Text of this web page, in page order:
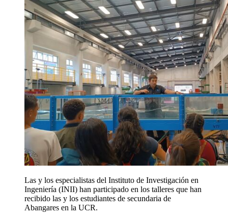
Las y los especialistas del Instituto de Investigación en
Ingeniería (INII) han participado en los talleres que han
recibido las y los estudiantes de secundaria de
Abangares en la UCR.